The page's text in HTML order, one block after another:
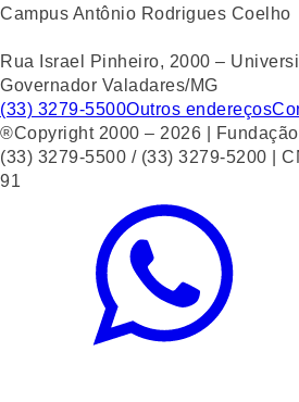
Campus Antônio Rodrigues Coelho
Rua Israel Pinheiro, 2000 –
Governador Valadares/MG
(33) 3279-5500Outros endereços
®Copyright 2000 – 2026 |
(33) 3279-5500 / (33) 3279-5200 |
91